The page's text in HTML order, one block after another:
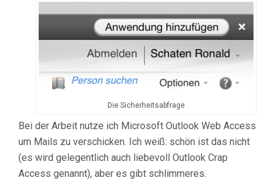
Die Sicherheitsabfrage
Bei der Arbeit nutze ich Microsoft Outlook Web Access
um Mails zu verschicken. Ich weiß: schön ist das nicht
(es wird gelegentlich auch liebevoll Outlook Crap
Access genannt), aber es gibt schlimmeres.